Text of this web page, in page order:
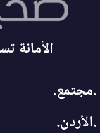
الأمانة
.مجتمع.
.الأردن.